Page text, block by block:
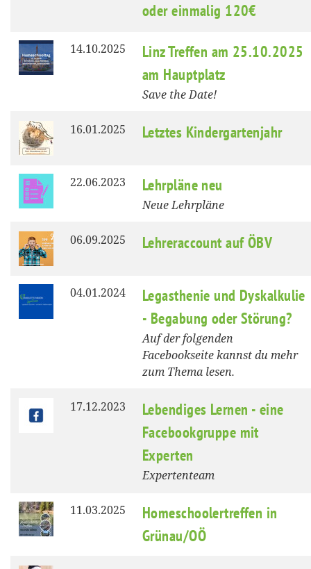
oder einmalig 120€
14.10.2025
Linz Treffen am 25.10.2025
am Hauptplatz
Save the Date!
16.01.2025 Letztes Kindergartenjahr
22.06.2023 Lehrpläne neu
Neue Lehrpläne
06.09.2025 Lehreraccount auf ÖBV
04.01.2024
Legasthenie und Dyskalkulie
- Begabung oder Störung?
Auf der folgenden
Facebookseite kannst du mehr
zum Thema lesen.
17.12.2023
Lebendiges Lernen - eine
Facebookgruppe mit
Experten
Expertenteam
11.03.2025
Homeschoolertreffen in
Grünau/OÖ